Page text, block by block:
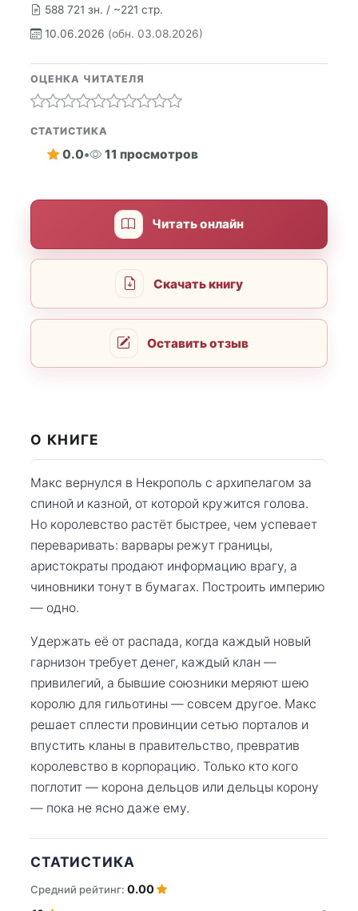
588 721 зн. / ~221 стр.
10.06.2026 (обн. 03.08.2026)
ОЦЕНКА ЧИТАТЕЛЯ
СТАТИСТИКА
0.0• 11 просмотров
Читать онлайн
Скачать книгу
Оставить отзыв
О КНИГЕ
Макс вернулся в Некрополь с архипелагом за
спиной и казной, от которой кружится голова.
Но королевство растёт быстрее, чем успевает
переваривать: варвары режут границы,
аристократы продают информацию врагу, а
чиновники тонут в бумагах. Построить империю
— одно.
Удержать её от распада, когда каждый новый
гарнизон требует денег, каждый клан —
привилегий, а бывшие союзники меряют шею
королю для гильотины — совсем другое. Макс
решает сплести провинции сетью порталов и
впустить кланы в правительство, превратив
королевство в корпорацию. Только кто кого
поглотит — корона дельцов или дельцы корону
— пока не ясно даже ему.
СТАТИСТИКА
Средний рейтинг: 0.00